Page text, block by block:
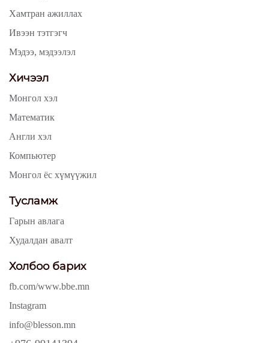
Хамтран ажиллах
Ивээн тэтгэгч
Мэдээ, мэдээлэл
Хичээл
Монгол хэл
Математик
Англи хэл
Компьютер
Монгол ёс хүмүүжил
Тусламж
Гарын авлага
Худалдан авалт
Холбоо барих
fb.com/www.bbe.mn
Instagram
info@blesson.mn